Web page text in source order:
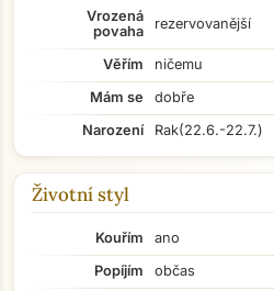
Vrozená
povaha
rezervovanější
Věřím
ničemu
Mám se
dobře
Narození
Rak(22.6.-22.7.)
Životní styl
Kouřím
ano
Popíjím
občas